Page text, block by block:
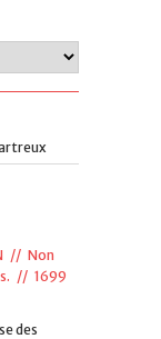
// Non
// 1699
des